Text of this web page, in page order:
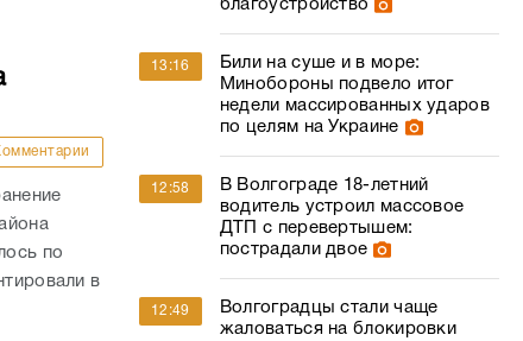
по
в
благоустройство
13:16
Били на суше и в море:
Минобороны подвело итог
недели массированных ударов
по целям на Украине
12:58
В Волгограде 18-летний
водитель устроил массовое
ДТП с перевертышем:
пострадали двое
12:49
Волгоградцы стали чаще
жаловаться на блокировки